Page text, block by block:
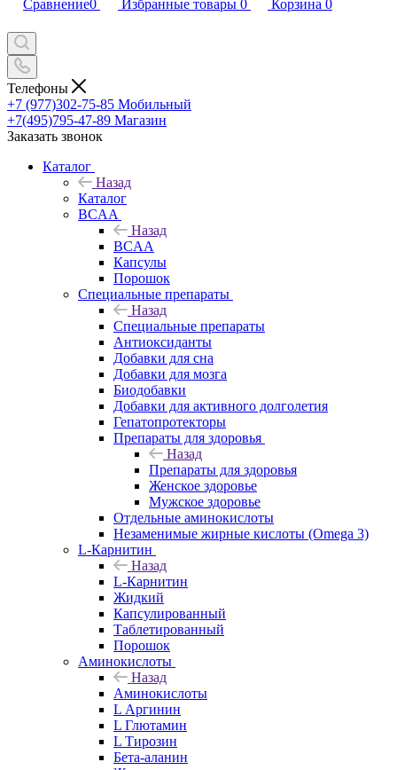
Сравнение0 Избранные товары 0 Корзина 0
Телефоны
+7 (977)302-75-85 Мобильный
+7(495)795-47-89 Магазин
Заказать звонок
Каталог
Назад
Каталог
BCAA
Назад
BCAA
Капсулы
Порошок
Cпециальные препараты
Назад
Cпециальные препараты
Антиоксиданты
Добавки для сна
Добавки для мозга
Биодобавки
Добавки для активного долголетия
Гепатопротекторы
Препараты для здоровья
Назад
Препараты для здоровья
Женское здоровье
Мужское здоровье
Отдельные аминокислоты
Незаменимые жирные кислоты (Omega 3)
L-Карнитин
Назад
L-Карнитин
Жидкий
Капсулированный
Таблетированный
Порошок
Аминокислоты
Назад
Аминокислоты
L Аргинин
L Глютамин
L Тирозин
Бета-аланин